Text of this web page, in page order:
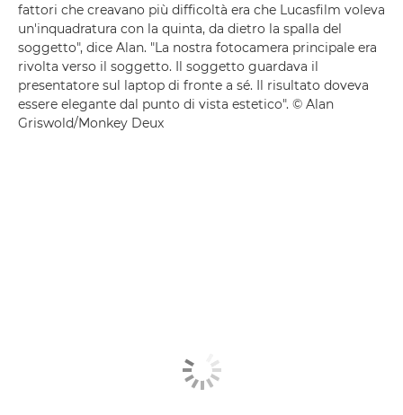
fattori che creavano più difficoltà era che Lucasfilm voleva
un'inquadratura con la quinta, da dietro la spalla del
soggetto", dice Alan. "La nostra fotocamera principale era
rivolta verso il soggetto. Il soggetto guardava il
presentatore sul laptop di fronte a sé. Il risultato doveva
essere elegante dal punto di vista estetico". © Alan
Griswold/Monkey Deux